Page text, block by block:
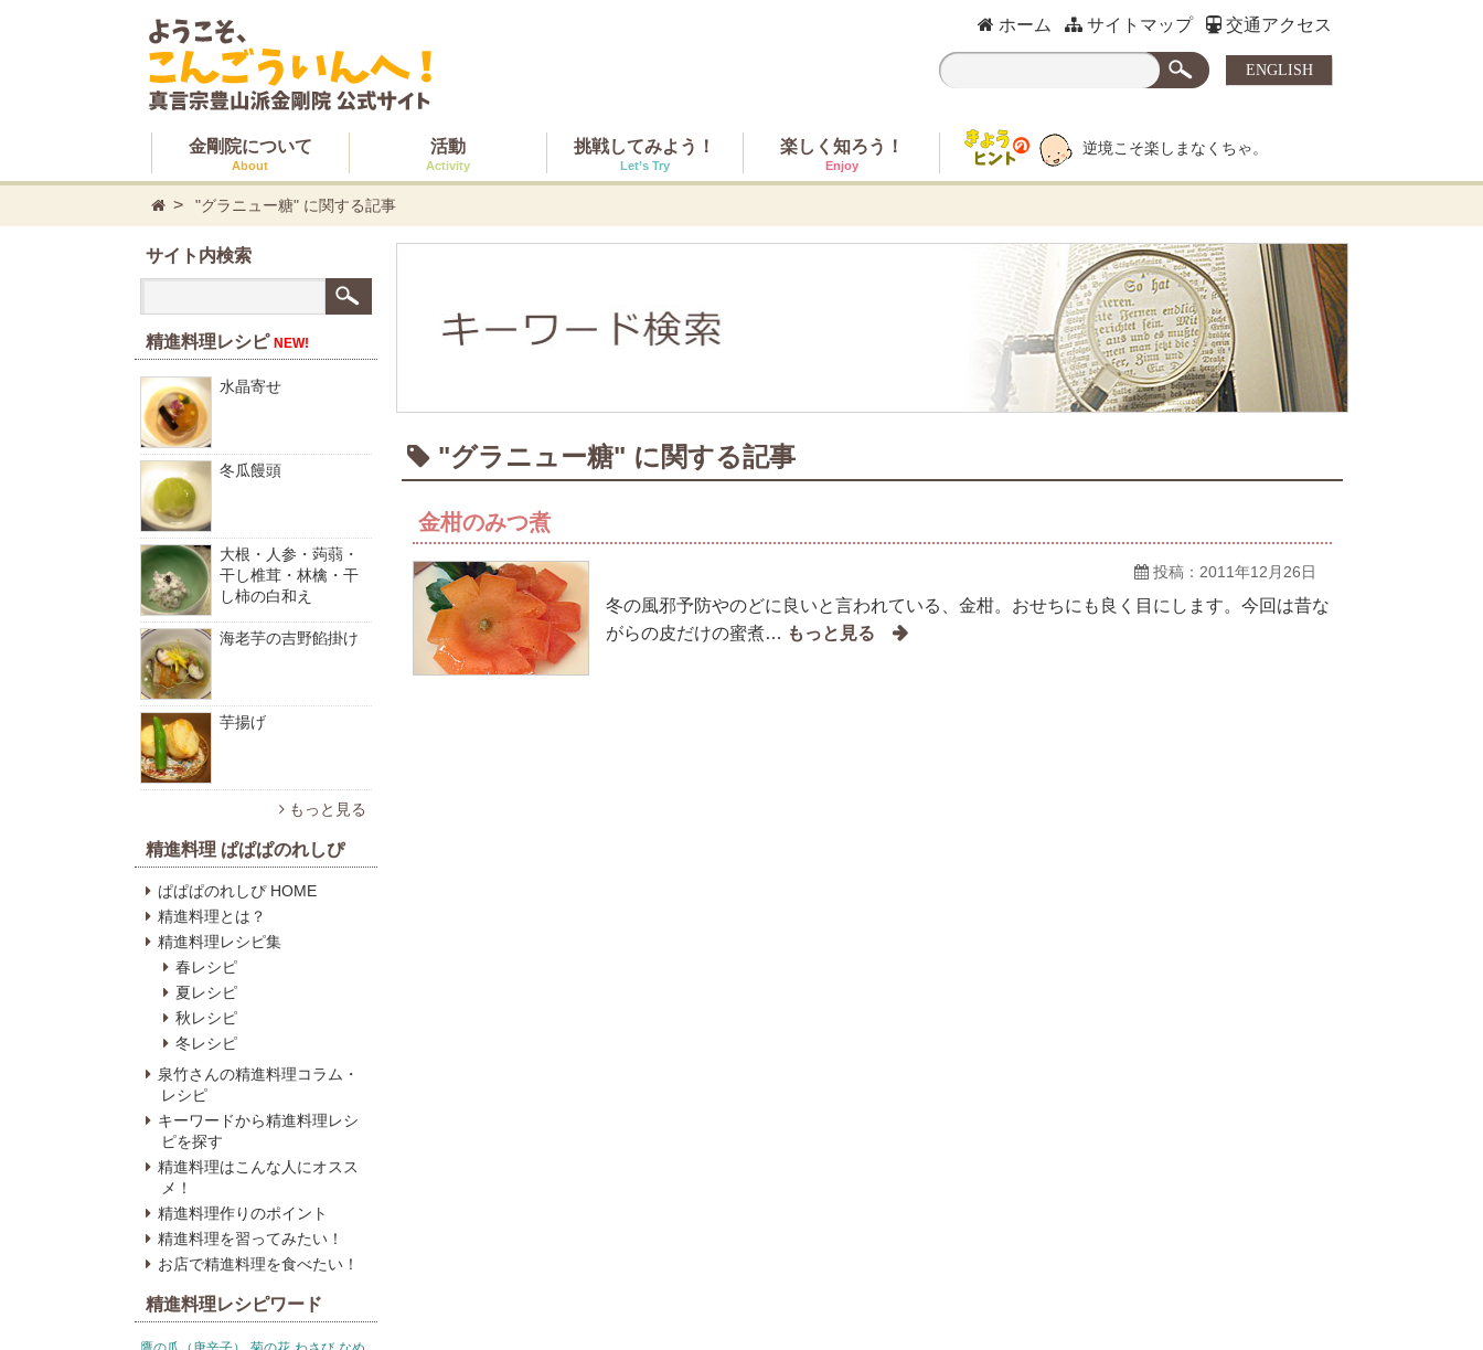
ホーム サイトマップ 交通アクセス
ENGLISH
金剛院について
About
活動
Activity
挑戦してみよう！
Let’s Try
楽しく知ろう！
Enjoy
逆境こそ楽しまなくちゃ。
"グラニュー糖" に関する記事
"グラニュー糖" に関する記事
金柑のみつ煮
投稿：2011年12月26日
冬の風邪予防やのどに良いと言われている、金柑。おせちにも良く目にします。今回は昔な
がらの皮だけの蜜煮…
サイト内検索
精進料理レシピ NEW!
水晶寄せ
冬瓜饅頭
大根・人参・蒟蒻・
干し椎茸・林檎・干
し柿の白和え
海老芋の吉野餡掛け
芋揚げ
もっと見る
精進料理 ぱぱぱのれしぴ
ぱぱぱのれしぴ HOME
精進料理とは？
精進料理レシピ集
春レシピ
夏レシピ
秋レシピ
冬レシピ
泉竹さんの精進料理コラム・
レシピ
キーワードから精進料理レシ
ピを探す
精進料理はこんな人にオスス
メ！
精進料理作りのポイント
精進料理を習ってみたい！
お店で精進料理を食べたい！
精進料理レシピワード